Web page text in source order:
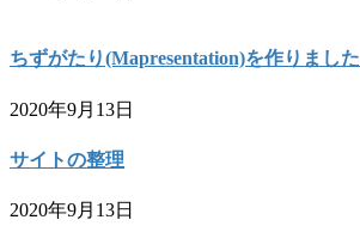
ちずがたり(Mapresentation)を作りました
2020年9月13日
サイトの整理
2020年9月13日